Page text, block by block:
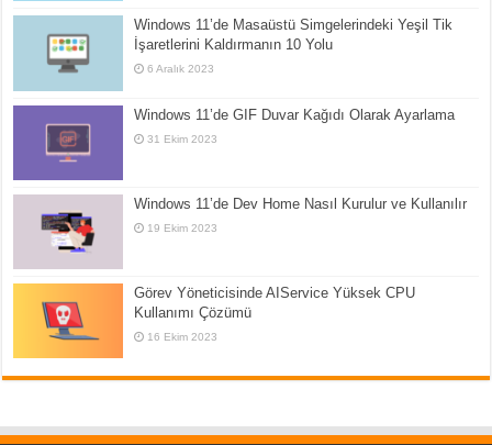
Windows 11’de Masaüstü Simgelerindeki Yeşil Tik
İşaretlerini Kaldırmanın 10 Yolu
6 Aralık 2023
Windows 11’de GIF Duvar Kağıdı Olarak Ayarlama
31 Ekim 2023
Windows 11’de Dev Home Nasıl Kurulur ve Kullanılır
19 Ekim 2023
Görev Yöneticisinde AIService Yüksek CPU
Kullanımı Çözümü
16 Ekim 2023